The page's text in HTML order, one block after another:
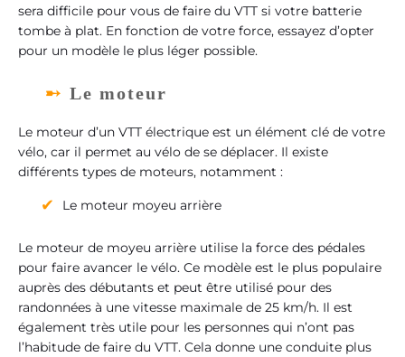
sera difficile pour vous de faire du VTT si votre batterie
tombe à plat. En fonction de votre force, essayez d’opter
pour un modèle le plus léger possible.
Le moteur
Le moteur d’un VTT électrique est un élément clé de votre
vélo, car il permet au vélo de se déplacer. Il existe
différents types de moteurs, notamment :
Le moteur moyeu arrière
Le moteur de moyeu arrière utilise la force des pédales
pour faire avancer le vélo. Ce modèle est le plus populaire
auprès des débutants et peut être utilisé pour des
randonnées à une vitesse maximale de 25 km/h. Il est
également très utile pour les personnes qui n’ont pas
l’habitude de faire du VTT. Cela donne une conduite plus